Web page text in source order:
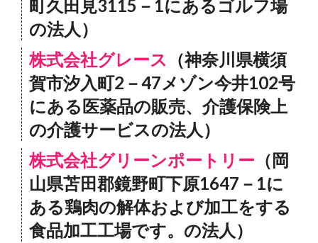
町久田見3115－1にあるゴルフ場
の法人）
株式会社グレース
（神奈川県横須
賀市汐入町2－47メゾン今井102号
にある医薬品の販売、介護保険上
の介護サービスの法人）
株式会社グリーンポートリー （岡
山県苫田郡鏡野町下原1647－1に
ある鶏肉の解体および加工をする
食品加工工場です。の法人）